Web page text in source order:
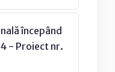
începând
- Proiect nr.